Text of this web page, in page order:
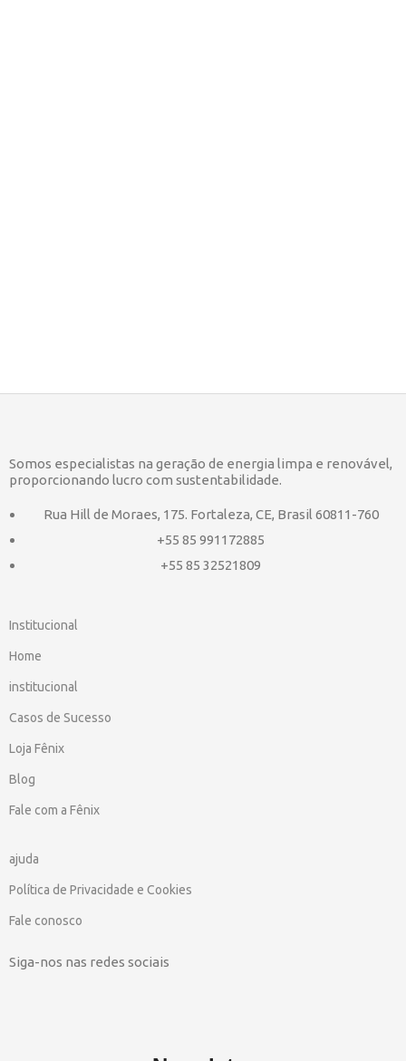
Somos especialistas na geração de energia limpa e renovável,
proporcionando lucro com sustentabilidade.
Rua Hill de Moraes, 175. Fortaleza, CE, Brasil 60811-760
+55 85 991172885
+55 85 32521809
Institucional
Home
institucional
Casos de Sucesso
Loja Fênix
Blog
Fale com a Fênix
ajuda
Política de Privacidade e Cookies
Fale conosco
Siga-nos nas redes sociais